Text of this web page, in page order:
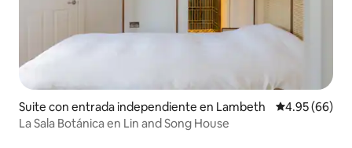
Suite con entrada independiente en Lambeth Calificación
4.95 (66)
La Sala Botánica en Lin and Song House